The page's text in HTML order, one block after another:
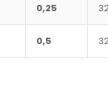
0,25
0,5